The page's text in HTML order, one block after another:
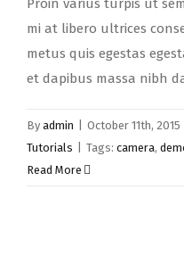
Proin varius turpis ut
mi at libero ultrices
metus quis egestas
et dapibus massa nibh
By admin October 11th, 2015
Tutorials
Tags: camera,
Read More